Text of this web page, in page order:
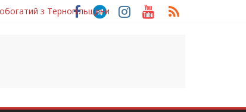
з Тернопільщини